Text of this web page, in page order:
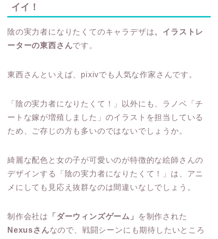
イイ！
陰の実力者になりたくてのキャラデザは、イラストレ
ーターの東西さんです。
東西さんといえば、pixivでも人気な作家さんです。
「陰の実力者になりたくて！」以外にも、ラノベ「チ
ートな嫁が増殖しました」のイラストを担当している
ため、ご存じの方も多いのではないでしょうか。
綺麗な配色と女の子が可愛いのが特徴的な絵師さんの
デザインする「陰の実力者になりたくて！」は、アニ
メにしても見応え抜群なのは間違いなしでしょう。
制作会社は 「ダーウィンズゲーム」
を制作された
Nexusさんなので、戦闘シーンにも期待したいところ